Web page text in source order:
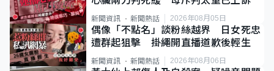
新聞資訊 新聞熱話 2026年08月05日
偶像「不點名」談粉絲越界 日女死忠
遭群起狙擊 掛繩開直播道歉後輕生
新聞資訊 新聞熱話 2026年08月06日